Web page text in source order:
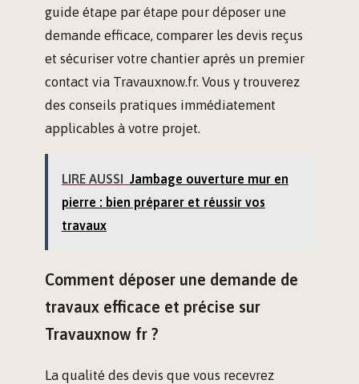
guide étape par étape pour déposer une
demande efficace, comparer les devis reçus
et sécuriser votre chantier après un premier
contact via Travauxnow.fr. Vous y trouverez
des conseils pratiques immédiatement
applicables à votre projet.
LIRE AUSSI
Jambage ouverture mur en
pierre : bien préparer et réussir vos
travaux
Comment déposer une demande de
travaux efficace et précise sur
Travauxnow fr ?
La qualité des devis que vous recevrez